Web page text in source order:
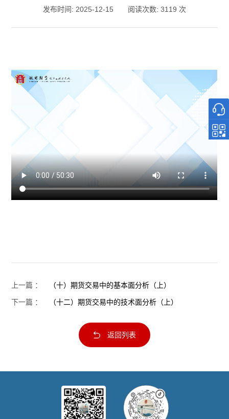
发布时间: 2025-12-15 阅读次数: 3119 次
上一篇 ： （十）期货交易中的基本面分析（上）
下一篇 ： （十二）期货交易中的技术面分析（上）
返回列表